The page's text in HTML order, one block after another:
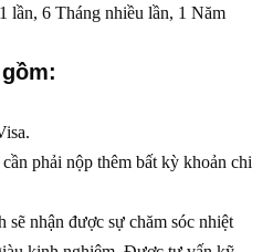
lần, 6 Tháng nhiều lần, 1 Năm
phải nộp thêm bất kỳ khoản chi
nhận được sự chăm sóc nhiệt